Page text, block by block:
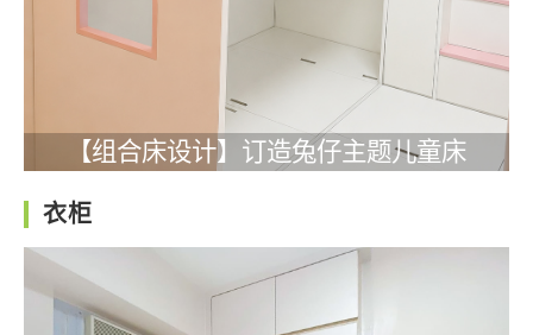
【组合床设计】订造兔仔主题儿童床
衣柜